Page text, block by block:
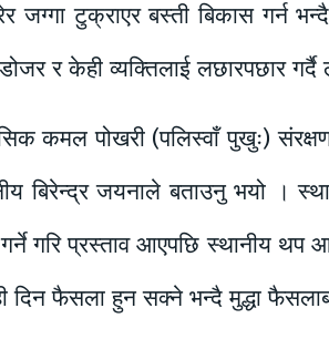
जग्गा टुक्राएर बस्ती बिकास
र केही व्यक्तिलाई लछारपछार
कमल पोखरी (पलिस्वाँ पुखुः)
बिरेन्द्र जयनाले बताउनु भयो ।
गर्ने गरि प्रस्ताव आएपछि स्थानीय
दिन फैसला हुन सक्ने भन्दै मुद्धा